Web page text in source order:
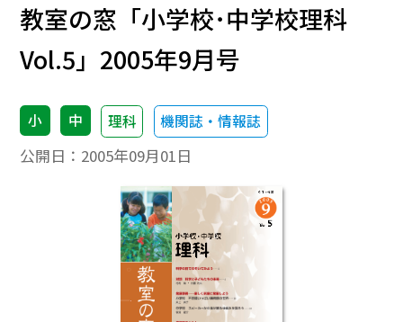
教室の窓「小学校･中学校理科
Vol.5」2005年9月号
小 中 理科 機関誌・情報誌
公開日： 2005年09月01日